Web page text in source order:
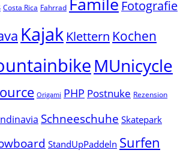
Costa Rica Fahrrad Fotografie
Kajak Klettern Kochen
MUnicycle
Origami PHP Postnuke Rezension
Schneeschuhe Skatepark
StandUpPaddeln Surfen